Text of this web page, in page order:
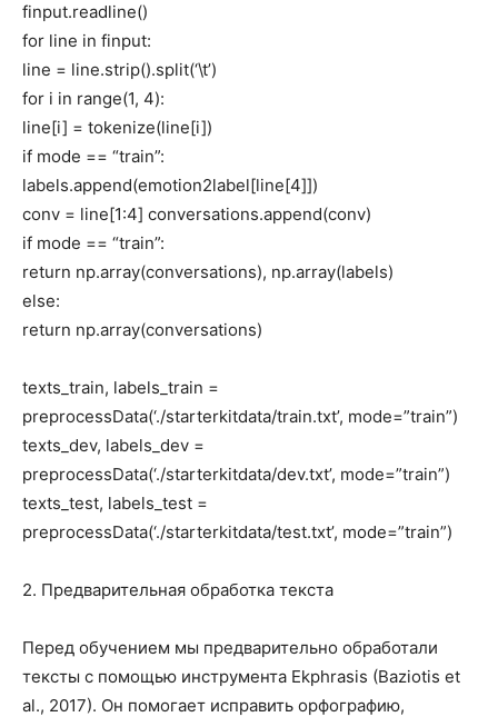
finput.readline()
for line in finput:
line = line.strip().split(‘\t’)
for i in range(1, 4):
line[i] = tokenize(line[i])
if mode == “train”:
labels.append(emotion2label[line[4]])
conv = line[1:4] conversations.append(conv)
if mode == “train”:
return np.array(conversations), np.array(labels)
else:
return np.array(conversations)
texts_train, labels_train =
preprocessData(‘./starterkitdata/train.txt’, mode=”train”)
texts_dev, labels_dev =
preprocessData(‘./starterkitdata/dev.txt’, mode=”train”)
texts_test, labels_test =
preprocessData(‘./starterkitdata/test.txt’, mode=”train”)
2. Предварительная обработка текста
Перед обучением мы предварительно обработали
тексты с помощью инструмента Ekphrasis (Baziotis et
al., 2017). Он помогает исправить орфографию,